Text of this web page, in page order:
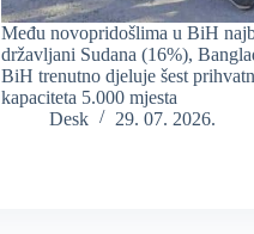
Među novopridošlima u BiH
državljani Sudana (16%),
BiH trenutno djeluje šest
kapaciteta 5.000 mjesta
Desk
29. 07. 2026.